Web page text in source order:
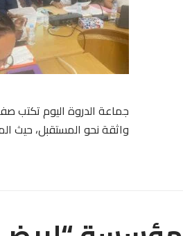
جماعة الدروة اليوم تكتب
واثقة نحو المستقبل، حيث